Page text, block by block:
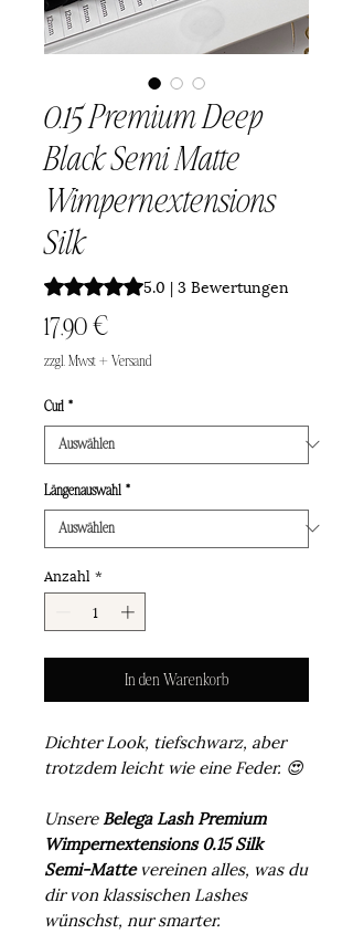
0.15 Premium Deep
Black Semi Matte
Wimpernextensions
Silk
Das Rating beträgt 5.0 von fünf
5.0 | 3 Bewertungen
17,90 €Preis
zzgl. Mwst + Versand
Curl *
Längenauswahl *
Anzahl *
In den Warenkorb
Dichter Look, tiefschwarz, aber
trotzdem leicht wie eine Feder. 😍
UnsereBelega Lash Premium
Wimpernextensions 0.15 Silk
Semi-Mattevereinen alles, was du
dir von klassischen Lashes
wünschst, nur smarter.